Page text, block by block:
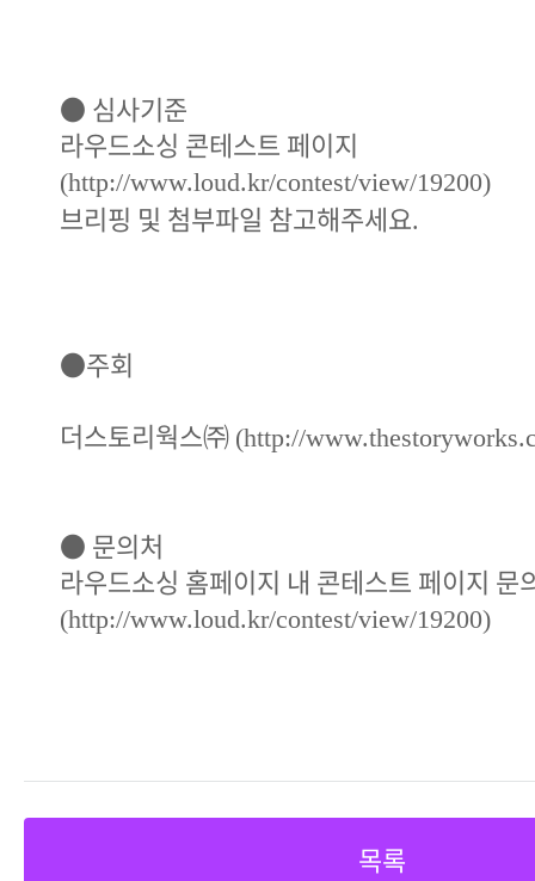
● 심사기준
라우드소싱 콘테스트 페이지
(http://www.loud.kr/contest/view/19200)
브리핑 및 첨부파일 참고해주세요.
●주회
더스토리웍스㈜ (http://
● 문의처
라우드소싱 홈페이지 내 콘테스트 페이지 문
(http://www.loud.kr/contest/view/19200)
목록